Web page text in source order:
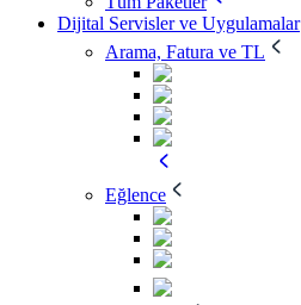
Dijital Servisler ve Uygulamalar
Arama, Fatura ve TL
Eğlence